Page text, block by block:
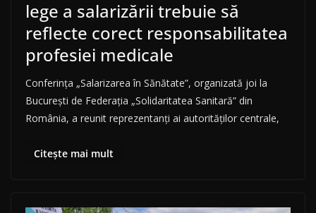
lege a salarizării trebuie să
reflecte corect responsabilitatea
profesiei medicale
Conferința „Salarizarea în Sănătate”, organizată joi la
București de Federația „Solidaritatea Sanitară” din
România, a reunit reprezentanți ai autorităților centrale,
Citește mai mult